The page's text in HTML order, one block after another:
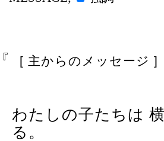
『 [ 主からのメッセージ ]
わたしの子たちは
る。